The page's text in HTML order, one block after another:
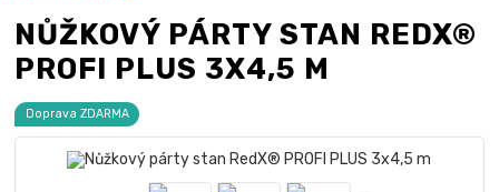
NŮŽKOVÝ PÁRTY STAN REDX®
PROFI PLUS 3X4,5 M
Doprava ZDARMA